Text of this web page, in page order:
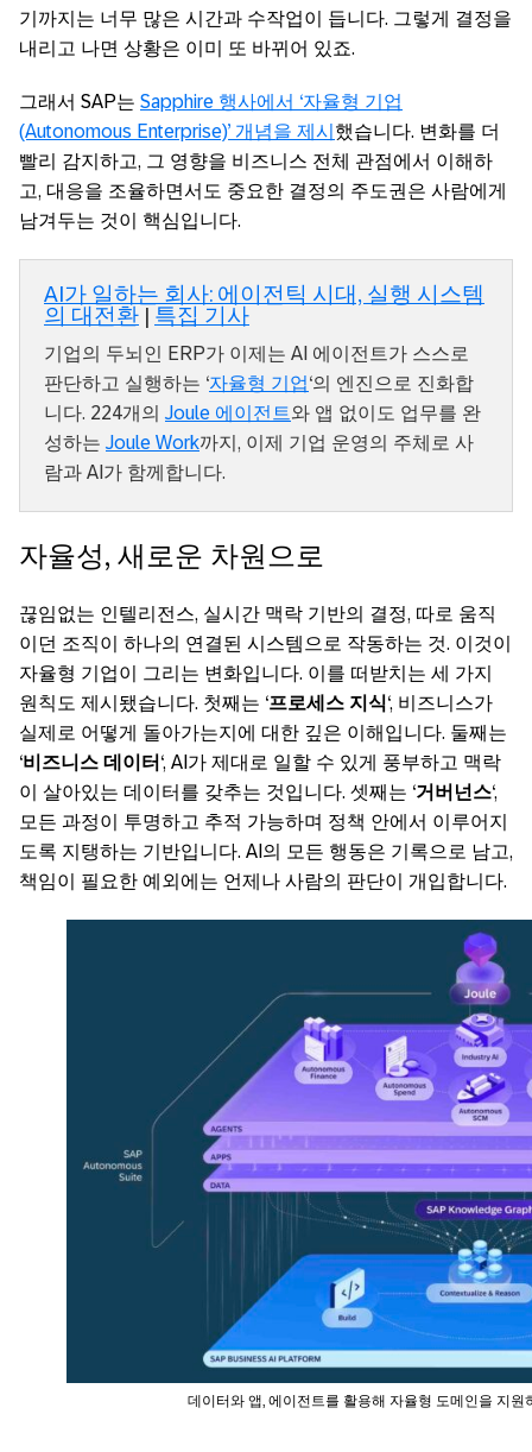
기까지는 너무 많은 시간과 수작업이 듭니다. 그렇게 결정을
내리고 나면 상황은 이미 또 바뀌어 있죠.
그래서 SAP는 Sapphire 행사에서 ‘자율형 기업
(Autonomous Enterprise)’ 개념을 제시 했습니다. 변화를 더
빨리 감지하고, 그 영향을 비즈니스 전체 관점에서 이해하
고, 대응을 조율하면서도 중요한 결정의 주도권은 사람에게
남겨두는 것이 핵심입니다.
AI가 일하는 회사: 에이전틱 시대, 실행 시스템
의 대전환 | 특집 기사
기업의 두뇌인 ERP가 이제는 AI 에이전트가 스스로
판단하고 실행하는 ‘자율형 기업‘의 엔진으로 진화합
니다. 224개의 Joule 에이전트와 앱 없이도 업무를 완
성하는 Joule Work까지, 이제 기업 운영의 주체로 사
람과 AI가 함께합니다.
자율성, 새로운 차원으로
끊임없는 인텔리전스, 실시간 맥락 기반의 결정, 따로 움직
이던 조직이 하나의 연결된 시스템으로 작동하는 것. 이것이
자율형 기업이 그리는 변화입니다. 이를 떠받치는 세 가지
원칙도 제시됐습니다. 첫째는 ‘프로세스 지식‘, 비즈니스가
실제로 어떻게 돌아가는지에 대한 깊은 이해입니다. 둘째는
‘비즈니스 데이터 ‘, AI가 제대로 일할 수 있게 풍부하고 맥락
이 살아있는 데이터를 갖추는 것입니다. 셋째는 ‘거버넌스‘,
모든 과정이 투명하고 추적 가능하며 정책 안에서 이루어지
도록 지탱하는 기반입니다. AI의 모든 행동은 기록으로 남고,
책임이 필요한 예외에는 언제나 사람의 판단이 개입합니다.
데이터와 앱, 에이전트를 활용해 자율형 도메인을 지